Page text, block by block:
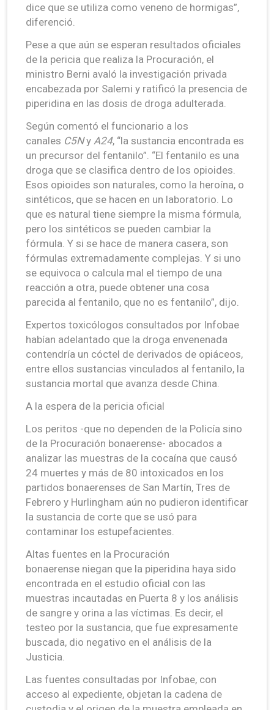
dice que se utiliza como veneno de hormigas”,
diferenció.
Pese a que aún se esperan resultados oficiales
de la pericia que realiza la Procuración, el
ministro Berni avaló la investigación privada
encabezada por Salemi y ratificó la presencia de
piperidina en las dosis de droga adulterada.
Según comentó el funcionario a los
canales C5Ny A24, “la sustancia encontrada es
un precursor del fentanilo”. “El fentanilo es una
droga que se clasifica dentro de los opioides.
Esos opioides son naturales, como la heroína, o
sintéticos, que se hacen en un laboratorio. Lo
que es natural tiene siempre la misma fórmula,
pero los sintéticos se pueden cambiar la
fórmula. Y si se hace de manera casera, son
fórmulas extremadamente complejas. Y si uno
se equivoca o calcula mal el tiempo de una
reacción a otra, puede obtener una cosa
parecida al fentanilo, que no es fentanilo”, dijo.
Expertos toxicólogos consultados por Infobae
habían adelantado que la droga envenenada
contendría un cóctel de derivados de opiáceos,
entre ellos sustancias vinculados al fentanilo, la
sustancia mortal que avanza desde China.
A la espera de la pericia oficial
Los peritos -que no dependen de la Policía sino
de la Procuración bonaerense- abocados a
analizar las muestras de la cocaína que causó
24 muertes y más de 80 intoxicados en los
partidos bonaerenses de San Martín, Tres de
Febrero y Hurlingham aún no pudieron identificar
la sustancia de corte que se usó para
contaminar los estupefacientes.
Altas fuentes en la Procuración
bonaerense niegan que la piperidina haya sido
encontrada en el estudio oficial con las
muestras incautadas en Puerta 8 y los análisis
de sangre y orina a las víctimas. Es decir, el
testeo por la sustancia, que fue expresamente
buscada, dio negativo en el análisis de la
Justicia.
Las fuentes consultadas por Infobae, con
acceso al expediente, objetan la cadena de